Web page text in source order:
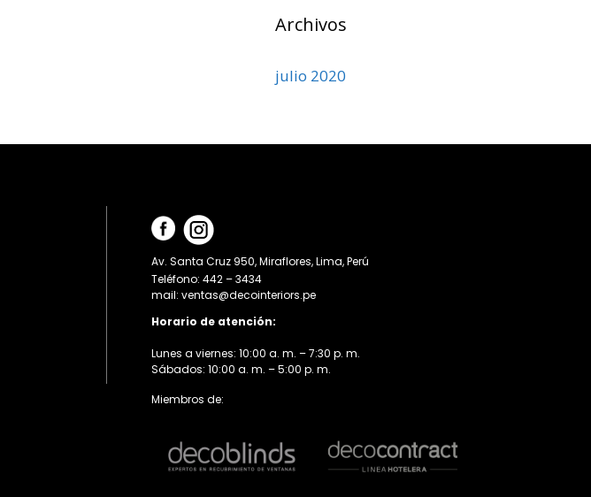
Archivos
julio 2020
Av. Santa Cruz 950, Miraflores, Lima, Perú
Teléfono: 442 – 3434
mail: ventas@decointeriors.pe
Horario de atención:
Lunes a viernes: 10:00 a. m. – 7:30 p. m.
Sábados: 10:00 a. m. – 5:00 p. m.
Miembros de: